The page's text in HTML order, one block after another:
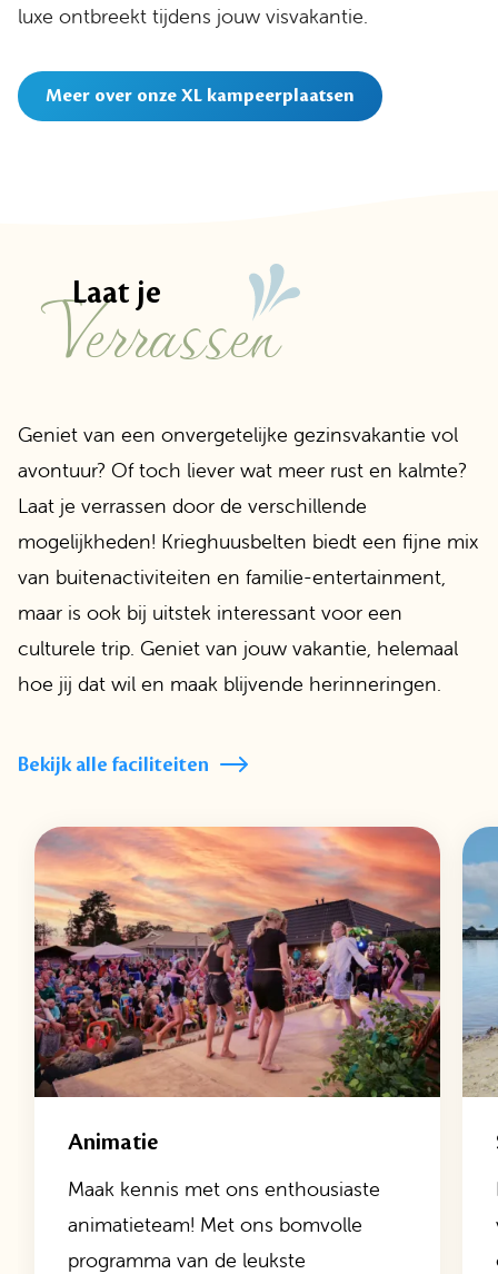
luxe ontbreekt tijdens jouw visvakantie.
Meer over onze XL kampeerplaatsen
Laat je
Verrassen
Geniet van een onvergetelijke gezinsvakantie vol
avontuur? Of toch liever wat meer rust en kalmte?
Laat je verrassen door de verschillende
mogelijkheden! Krieghuusbelten biedt een fijne mix
van buitenactiviteiten en familie-entertainment,
maar is ook bij uitstek interessant voor een
culturele trip. Geniet van jouw vakantie, helemaal
hoe jij dat wil en maak blijvende herinneringen.
Bekijk alle faciliteiten
Animatie
Maak kennis met ons enthousiaste
animatieteam! Met ons bomvolle
programma van de leukste